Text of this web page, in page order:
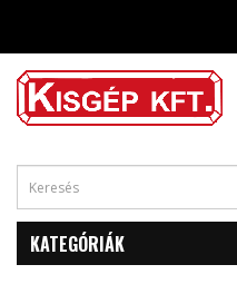
KATEGÓRIÁK